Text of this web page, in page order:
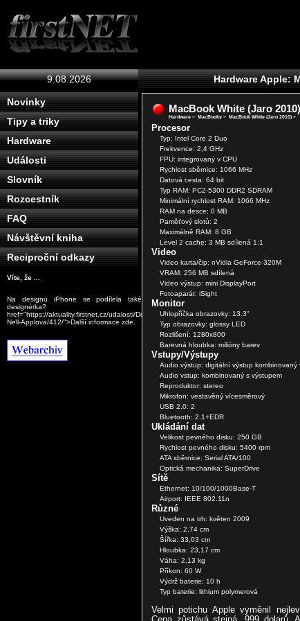
9.08.2026
Novinky
Tipy a triky
Hardware
Události
Slovník
Rozcestník
FAQ
Návštěvní kniha
Reciproční odkazy
Víte, že ...
Na designu iPhone se podílela také česká
designérka? ?a
href="https://aktuality.firstnet.cz/udalosti/Dominika-
Nell-Applova/412/">Další informace zde.
Hardware Apple:
MacBook White (Jaro 2010)
Hardware> MacBooky> MacBook White (Jaro 2010)>
Procesor
Typ: Intel Core 2 Duo
Frekvence: 2,4 GHz
FPU: integrovaný v CPU
Rychlost sběrnice: 1066 MHz
Datová cesta: 64 bit
Typ RAM: PC2-5300 DDR2 SDRAM
Minimální rychlost RAM: 1066 MHz
RAM na desce: 0 MB
Paměťový slotů: 2
Maximálně RAM: 8 GB
Level 2 cache: 3 MB sdílená 1:1
Video
Video karta/čip: nVidia GeForce 320M
VRAM: 256 MB sdílená
Video výstup: mini DisplayPort
Fotoaparát: iSight
Monitor
Uhlopříčka obrazovky: 13.3"
Typ obrazovky: glossy LED
Rozlišení: 1280x800
Barevná hloubka: milióny barev
Vstupy/Výstupy
Audio výstup: digitální výstup kombinovaný
Audio vstup: kombinovaný s výstupem
Reproduktor: stereo
Mikrofon: vestavěný vícesměrový
USB 2.0: 2
Bluetooth: 2.1+EDR
Ukládání dat
Velikost pevného disku: 250 GB
Rychlost pevného disku: 5400 rpm
ATA sběrnice: Serial ATA/100
Optická mechanika: SuperDrive
Sítě
Ethernet: 10/100/1000Base-T
Airport: IEEE 802.11n
Různé
Uveden na trh: květen 2009
Výška: 2,74 cm
Šířka: 33,03 cm
Hloubka: 23,17 cm
Váha: 2,13 kg
Příkon: 60 W
Výdrž baterie: 10 h
Typ baterie: lithium polymerová
Velmi potichu Apple vyměnil